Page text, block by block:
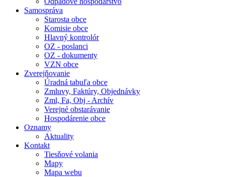
Samospráva
Starosta obce
Komisie obce
Hlavný kontrolór
OZ - poslanci
OZ - dokumenty
VZN obce
Zverejňovanie
Úradná tabuľa obce
Zmluvy, Faktúry, Objednávky
Zml, Fa, Obj - Archív
Verejné obstarávanie
Hospodárenie obce
Oznamy
Aktuality
Kontakt
Tiesňové volania
Mapy
Mapa webu